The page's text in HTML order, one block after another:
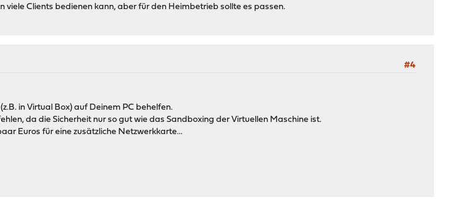
Clients bedienen kann, aber für den Heimbetrieb sollte es passen.
#4
in Virtual Box) auf Deinem PC behelfen.
da die Sicherheit nur so gut wie das Sandboxing der Virtuellen Maschine ist.
Euros für eine zusätzliche Netzwerkkarte...